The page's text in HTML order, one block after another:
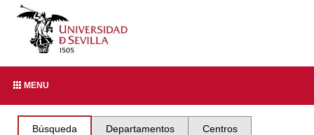
MENU
Búsqueda Departamentos Centros